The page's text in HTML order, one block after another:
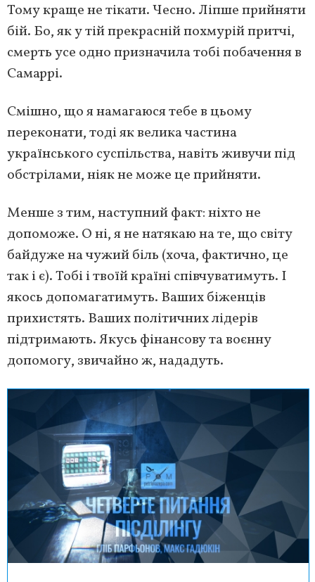
Тому краще не тікати. Чесно. Ліпше прийняти
бій. Бо, як у тій прекрасній похмурій притчі,
смерть усе одно призначила тобі побачення в
Самаррі.
Смішно, що я намагаюся тебе в цьому
переконати, тоді як велика частина
українського суспільства, навіть живучи під
обстрілами, ніяк не може це прийняти.
Менше з тим, наступний факт: ніхто не
допоможе. О ні, я не натякаю на те, що світу
байдуже на чужий біль (хоча, фактично, це
так і є). Тобі і твоїй країні співчуватимуть. І
якось допомагатимуть. Ваших біженців
прихистять. Ваших політичних лідерів
підтримають. Якусь фінансову та воєнну
допомогу, звичайно ж, нададуть.